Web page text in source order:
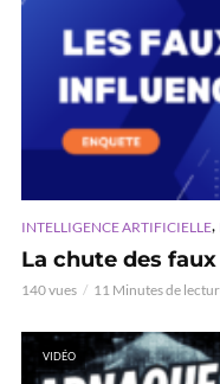
INTELLIGENCE ARTIFICIELLE,
La chute des
140 vues 11 Minutes de
VIDÉO